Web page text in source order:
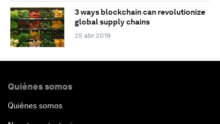
3 ways blockchain can revolutionize
global supply chains
25 abr 2019
Quiénes somos
Quiénes somos